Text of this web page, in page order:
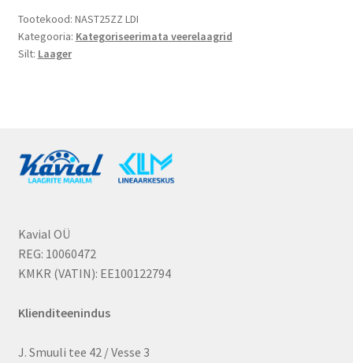
Tootekood: NAST25ZZ LDI
Kategooria: Kategoriseerimata veerelaagrid
Silt: Laager
Kavial OÜ
REG: 10060472
KMKR (VATIN): EE100122794
Klienditeenindus
J. Smuuli tee 42 / Vesse 3